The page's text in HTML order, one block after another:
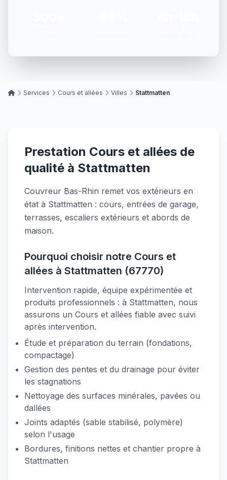
Services Cours et allées Villes Stattmatten
Prestation Cours et allées de
qualité à Stattmatten
Couvreur Bas-Rhin remet vos extérieurs en
état à Stattmatten : cours, entrées de garage,
terrasses, escaliers extérieurs et abords de
maison.
Pourquoi choisir notre Cours et
allées à Stattmatten (67770)
Intervention rapide, équipe expérimentée et
produits professionnels : à Stattmatten, nous
assurons un Cours et allées fiable avec suivi
après intervention.
Étude et préparation du terrain (fondations,
compactage)
Gestion des pentes et du drainage pour éviter
les stagnations
Nettoyage des surfaces minérales, pavées ou
dallées
Joints adaptés (sable stabilisé, polymère)
selon l'usage
Bordures, finitions nettes et chantier propre à
Stattmatten